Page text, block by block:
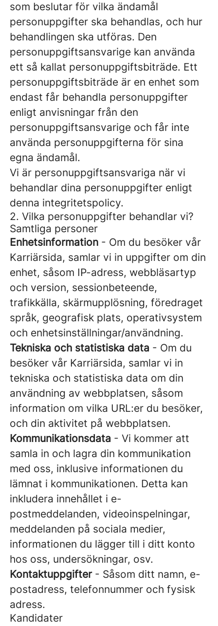
som beslutar för vilka ändamål
personuppgifter ska behandlas, och hur
behandlingen ska utföras. Den
personuppgiftsansvarige kan använda
ett så kallat personuppgiftsbiträde. Ett
personuppgiftsbiträde är en enhet som
endast får behandla personuppgifter
enligt anvisningar från den
personuppgiftsansvarige och får inte
använda personuppgifterna för sina
egna ändamål.
Vi är personuppgiftsansvariga när vi
behandlar dina personuppgifter enligt
denna integritetspolicy.
2. Vilka personuppgifter behandlar vi?
Samtliga personer
Enhetsinformation - Om du besöker vår
Karriärsida, samlar vi in uppgifter om din
enhet, såsom IP-adress, webbläsartyp
och version, sessionbeteende,
trafikkälla, skärmupplösning, föredraget
språk, geografisk plats, operativsystem
och enhetsinställningar/användning.
Tekniska och statistiska data - Om du
besöker vår Karriärsida, samlar vi in
tekniska och statistiska data om din
användning av webbplatsen, såsom
information om vilka URL:er du besöker,
och din aktivitet på webbplatsen.
Kommunikationsdata - Vi kommer att
samla in och lagra din kommunikation
med oss, inklusive informationen du
lämnat i kommunikationen. Detta kan
inkludera innehållet i e-
postmeddelanden, videoinspelningar,
meddelanden på sociala medier,
informationen du lägger till i ditt konto
hos oss, undersökningar, osv.
Kontaktuppgifter- Såsom ditt namn, e-
postadress, telefonnummer och fysisk
adress.
Kandidater